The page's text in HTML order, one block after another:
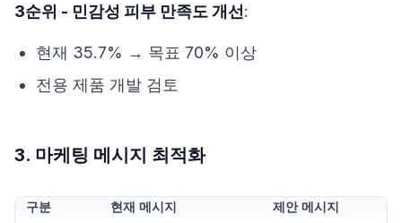
3순위 - 민감성 피부 만족도 개선 :
현재 35.7% → 목표 70% 이상
전용 제품 개발 검토
3. 마케팅 메시지 최적화
구분 현재 메시지
제안 메시지